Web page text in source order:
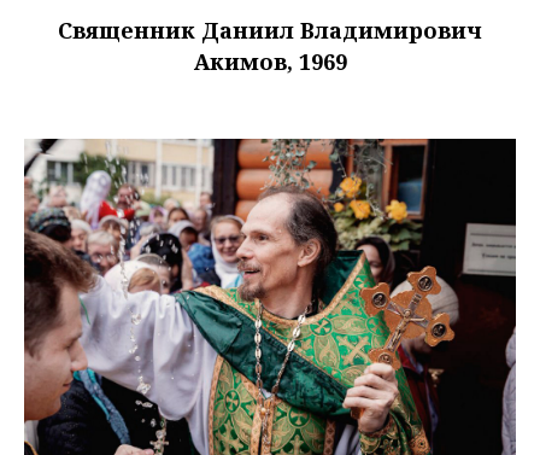
Священник Даниил Владимирович
Акимов, 1969